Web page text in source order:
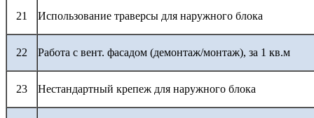
21 Использование траверсы для наружного блока
22 Работа с вент. фасадом (демонтаж/монтаж), за 1 кв.м
23 Нестандартный крепеж для наружного блока